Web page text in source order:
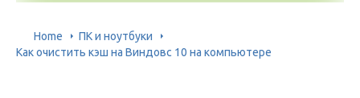
Home
ПК и ноутбуки
Как очистить кэш на Виндовс 10 на компьютере